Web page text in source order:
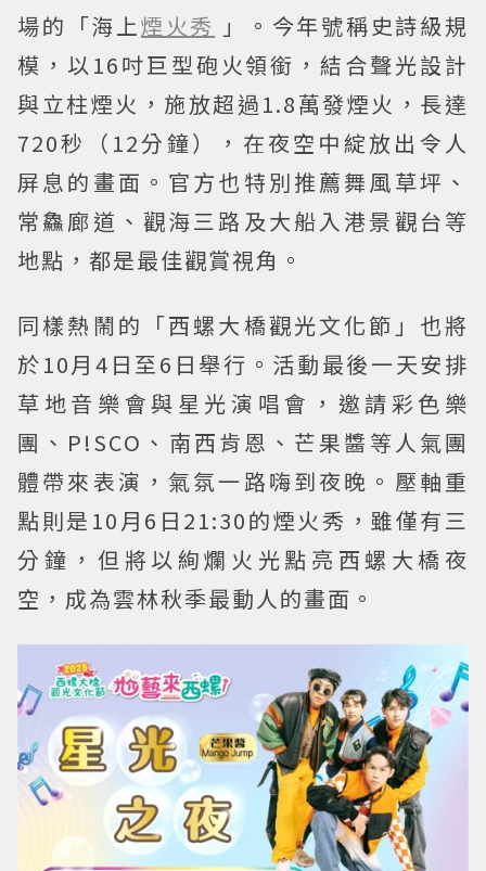
場的「海上煙火秀 」。今年號稱史詩級規
模，以16吋巨型砲火領銜，結合聲光設計
與立柱煙火，施放超過1.8萬發煙火，長達
720秒（12分鐘），在夜空中綻放出令人
屏息的畫面。官方也特別推薦舞風草坪、
常鱻廊道、觀海三路及大船入港景觀台等
地點，都是最佳觀賞視角。
同樣熱鬧的「西螺大橋觀光文化節」也將
於10月4日至6日舉行。活動最後一天安排
草地音樂會與星光演唱會，邀請彩色樂
團、P!SCO、南西肯恩、芒果醬等人氣團
體帶來表演，氣氛一路嗨到夜晚。壓軸重
點則是10月6日21:30的煙火秀，雖僅有三
分鐘，但將以絢爛火光點亮西螺大橋夜
空，成為雲林秋季最動人的畫面。